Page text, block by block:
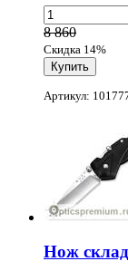
8 860
Скидка 14%
Артикул:
Нож